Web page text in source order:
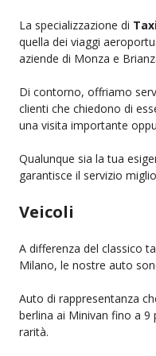
La specializzazione di
quella dei viaggi
aziende di Monza e
Di contorno, offriamo
clienti che chiedono di
una visita importante
Qualunque sia la tua
garantisce il servizio
Veicoli
A differenza del classico
Milano, le nostre auto
Auto di rappresentanza
berlina ai Minivan fino a 9
rarità.